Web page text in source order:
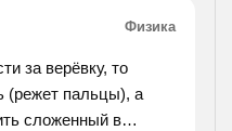
Физика
за верёвку, то
(режет пальцы), а
сложенный в